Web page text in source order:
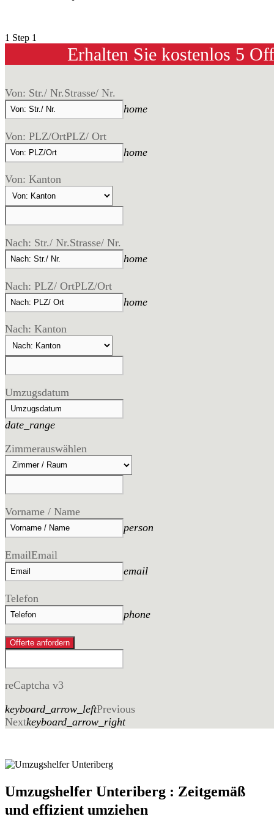
1 Step 1
Erhalten Sie kostenlos 5
Von: Str./ Nr.Strasse/ Nr.
home
Von: PLZ/OrtPLZ/ Ort
home
Von: Kanton
Nach: Str./ Nr.Strasse/ Nr.
home
Nach: PLZ/ OrtPLZ/Ort
home
Nach: Kanton
Umzugsdatum
date_range
Zimmerauswählen
Vorname / Name
person
EmailEmail
email
Telefon
phone
Offerte anfordern
reCaptcha v3
keyboard_arrow_leftPrevious
Nextkeyboard_arrow_right
Umzugshelfer Unteriberg : Zeitgemäß
und effizient umziehen